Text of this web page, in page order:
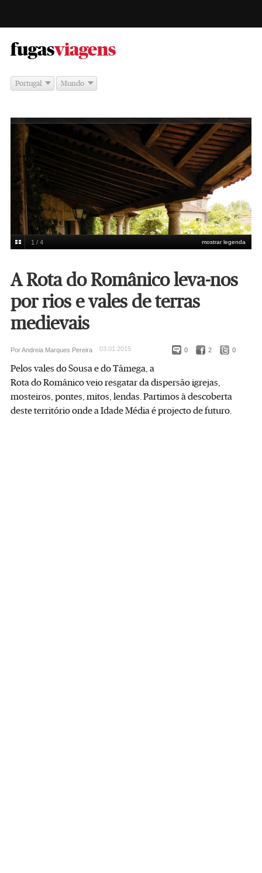
fugas -
viagens
Portugal Mundo
Cozinha da Terra
mostrar legenda
1 / 4
A Rota do Românico leva-nos
por rios e vales de terras
medievais
0 2 0
Por Andreia Marques Pereira 03.01.2015
Pelos vales do Sousa e do Tâmega, a
Rota do Românico veio resgatar da dispersão igrejas,
mosteiros, pontes, mitos, lendas. Partimos à descoberta
deste território onde a Idade Média é projecto de futuro.